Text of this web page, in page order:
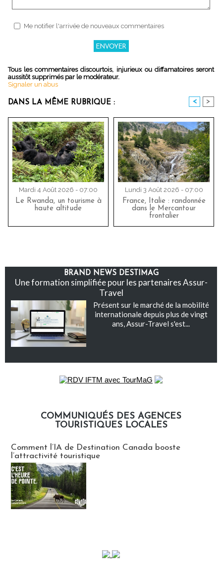
Me notifier l'arrivée de nouveaux commentaires
Tous les commentaires discourtois, injurieux ou diffamatoires seront
aussitôt supprimés par le modérateur.
Signaler un abus
DANS LA MÊME RUBRIQUE : < >
Mardi 4 Août 2026 - 07:00
Le Rwanda, un tourisme à
haute altitude
Lundi 3 Août 2026 - 07:00
France, Italie : randonnée
dans le Mercantour
frontalier
BRAND NEWS DESTIMAG
Une formation simplifiée pour les partenaires Assur-
Travel
Présent sur le marché de la mobilité
internationale depuis plus de vingt
ans, Assur-Travel s'est...
COMMUNIQUÉS DES AGENCES
TOURISTIQUES LOCALES
Comment l’IA de Destination Canada booste
l’attractivité touristique